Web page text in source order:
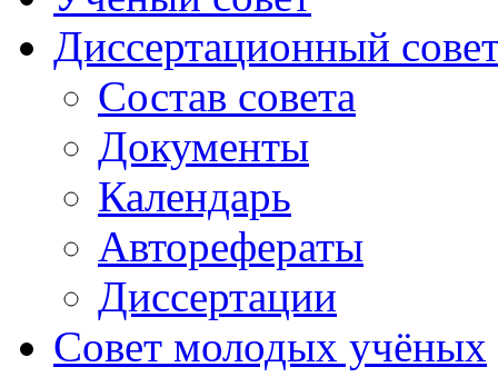
Диссертационный
Состав совета
Документы
Календарь
Авторефераты
Диссертации
Совет молодых учёных